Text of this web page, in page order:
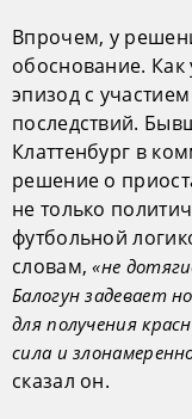
Впрочем, у
обоснование.
эпизод с
последствий.
Клаттенбург в
решение о
не только
футбольной
словам,«не
Балогун задевает
для получения
сила и
сказал он.